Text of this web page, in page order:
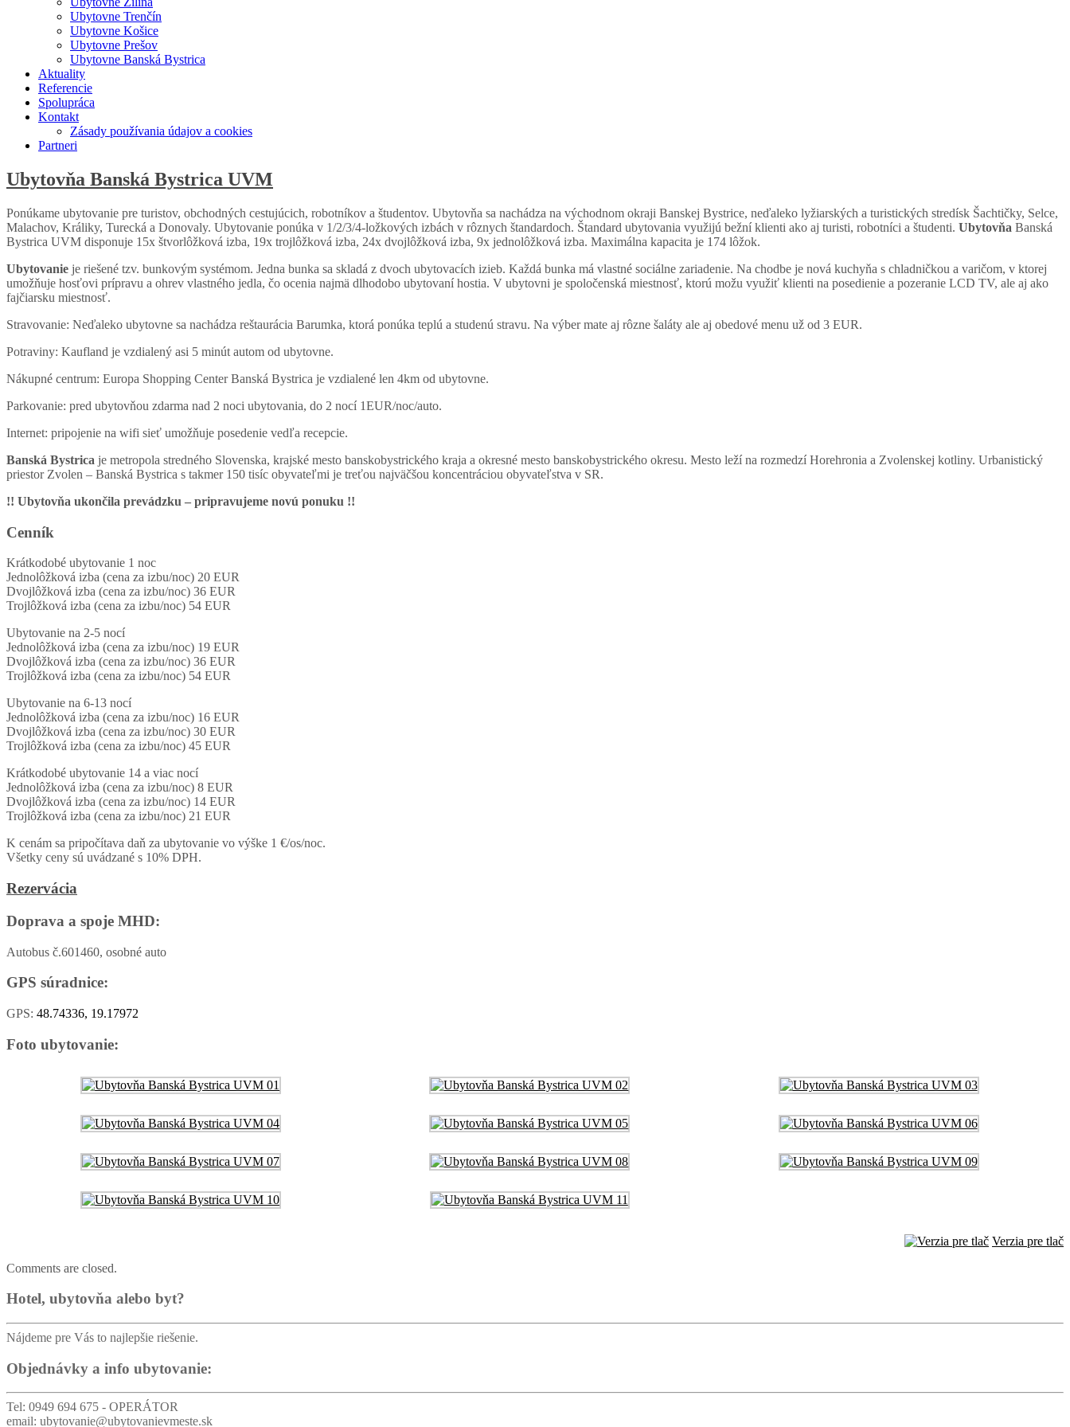
Ubytovne Trenčín
Ubytovne Košice
Ubytovne Prešov
Ubytovne Banská Bystrica
Aktuality
Referencie
Spolupráca
Kontakt
Zásady používania údajov a cookies
Partneri
Ubytovňa Banská Bystrica UVM
Ponúkame ubytovanie pre turistov, obchodných cestujúcich, robotníkov a študentov. Ubytovňa sa nachádza na východnom okraji Banskej Bystrice, neďaleko lyžiarských a turistických stredísk Šachtičky, Selce,
Malachov, Králiky, Turecká a Donovaly. Ubytovanie ponúka v 1/2/3/4-ložkových izbách v rôznych štandardoch. Štandard ubytovania využijú bežní klienti ako aj turisti, robotníci a študenti. Ubytovňa Banská
Bystrica UVM disponuje 15x štvorlôžková izba, 19x trojlôžková izba, 24x dvojlôžková izba, 9x jednolôžková izba. Maximálna kapacita je 174 lôžok.
Ubytovanie je riešené tzv. bunkovým systémom. Jedna bunka sa skladá z dvoch ubytovacích izieb. Každá bunka má vlastné sociálne zariadenie. Na chodbe je nová kuchyňa s chladničkou a varičom, v ktorej
umožňuje hosťovi prípravu a ohrev vlastného jedla, čo ocenia najmä dlhodobo ubytovaní hostia. V ubytovni je spoločenská miestnosť, ktorú možu využiť klienti na posedienie a pozeranie LCD TV, ale aj ako
fajčiarsku miestnosť.
Stravovanie: Neďaleko ubytovne sa nachádza reštaurácia Barumka, ktorá ponúka teplú a studenú stravu. Na výber mate aj rôzne šaláty ale aj obedové menu už od 3 EUR.
Potraviny: Kaufland je vzdialený asi 5 minút autom od ubytovne.
Nákupné centrum: Europa Shopping Center Banská Bystrica je vzdialené len 4km od ubytovne.
Parkovanie: pred ubytovňou zdarma nad 2 noci ubytovania, do 2 nocí 1EUR/noc/auto.
Internet: pripojenie na wifi sieť umožňuje posedenie vedľa recepcie.
Banská Bystrica je metropola stredného Slovenska, krajské mesto banskobystrického kraja a okresné mesto banskobystrického okresu. Mesto leží na rozmedzí Horehronia a Zvolenskej kotliny. Urbanistický
priestor Zvolen – Banská Bystrica s takmer 150 tisíc obyvateľmi je treťou najväčšou koncentráciou obyvateľstva v SR.
!! Ubytovňa ukončila prevádzku – pripravujeme novú ponuku !!
Cenník
Krátkodobé ubytovanie 1 noc
Jednolôžková izba (cena za izbu/noc) 20 EUR
Dvojlôžková izba (cena za izbu/noc) 36 EUR
Trojlôžková izba (cena za izbu/noc) 54 EUR
Ubytovanie na 2-5 nocí
Jednolôžková izba (cena za izbu/noc) 19 EUR
Dvojlôžková izba (cena za izbu/noc) 36 EUR
Trojlôžková izba (cena za izbu/noc) 54 EUR
Ubytovanie na 6-13 nocí
Jednolôžková izba (cena za izbu/noc) 16 EUR
Dvojlôžková izba (cena za izbu/noc) 30 EUR
Trojlôžková izba (cena za izbu/noc) 45 EUR
Krátkodobé ubytovanie 14 a viac nocí
Jednolôžková izba (cena za izbu/noc) 8 EUR
Dvojlôžková izba (cena za izbu/noc) 14 EUR
Trojlôžková izba (cena za izbu/noc) 21 EUR
K cenám sa pripočítava daň za ubytovanie vo výške 1 €/os/noc.
Všetky ceny sú uvádzané s 10% DPH.
Rezervácia
Doprava a spoje MHD:
Autobus č.601460, osobné auto
GPS súradnice:
GPS: 48.74336, 19.17972
Foto ubytovanie:
Verzia pre tlač
Comments are closed.
Hotel, ubytovňa alebo byt?
Nájdeme pre Vás to najlepšie riešenie.
Objednávky a info ubytovanie:
Tel: 0949 694 675 - OPERÁTOR
email: ubytovanie@ubytovanievmeste.sk